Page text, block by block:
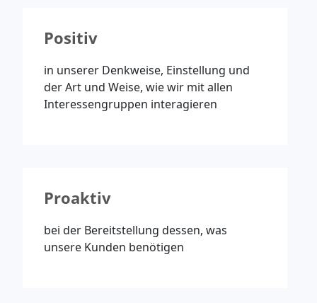
Positiv
in unserer Denkweise, Einstellung und
der Art und Weise, wie wir mit allen
Interessengruppen interagieren
Proaktiv
bei der Bereitstellung dessen, was
unsere Kunden benötigen